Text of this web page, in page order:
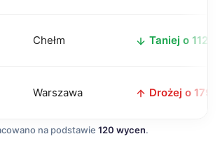
Chełm Taniej o 112 zł
Warszawa Drożej o 179
na podstawie 120 wycen.